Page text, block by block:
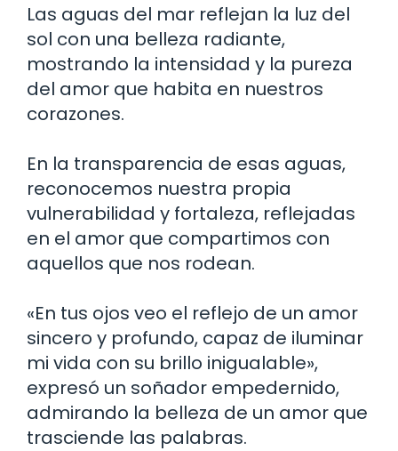
Las aguas del mar reflejan la luz del
sol con una belleza radiante,
mostrando la intensidad y la pureza
del amor que habita en nuestros
corazones.
En la transparencia de esas aguas,
reconocemos nuestra propia
vulnerabilidad y fortaleza, reflejadas
en el amor que compartimos con
aquellos que nos rodean.
«En tus ojos veo el reflejo de un amor
sincero y profundo, capaz de iluminar
mi vida con su brillo inigualable»,
expresó un soñador empedernido,
admirando la belleza de un amor que
trasciende las palabras.